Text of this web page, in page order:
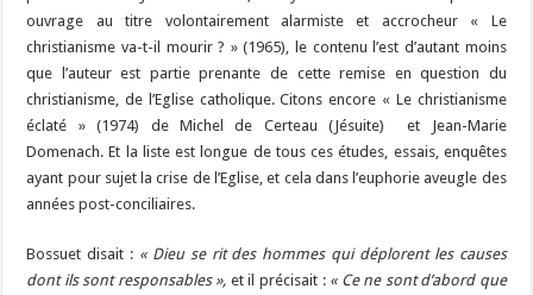
ouvrage au titre volontairement alarmiste et accrocheur « Le
christianisme va-t-il mourir ? » (1965), le contenu l’est d’autant moins
que l’auteur est partie prenante de cette remise en question du
christianisme, de l’Eglise catholique. Citons encore « Le christianisme
éclaté » (1974) de Michel de Certeau (Jésuite) et Jean-Marie
Domenach. Et la liste est longue de tous ces études, essais, enquêtes
ayant pour sujet la crise de l’Eglise, et cela dans l’euphorie aveugle des
années post-conciliaires.
Bossuet disait : « Dieu se rit des hommes qui déplorent les causes
dont ils sont responsables », et il précisait : « Ce ne sont d’abord que